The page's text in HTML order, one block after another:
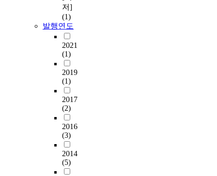
저]
(1)
발행연도
2021
(1)
2019
(1)
2017
(2)
2016
(3)
2014
(5)